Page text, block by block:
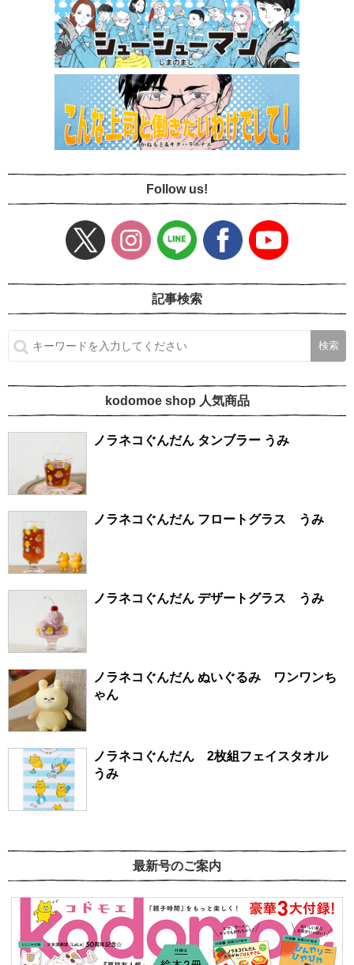
Follow us!
記事検索
kodomoe shop 人気商品
ノラネコぐんだん タンブラー うみ
ノラネコぐんだん フロートグラス うみ
ノラネコぐんだん デザートグラス うみ
ノラネコぐんだん ぬいぐるみ ワンワンち
ゃん
ノラネコぐんだん 2枚組フェイスタオル
うみ
最新号のご案内